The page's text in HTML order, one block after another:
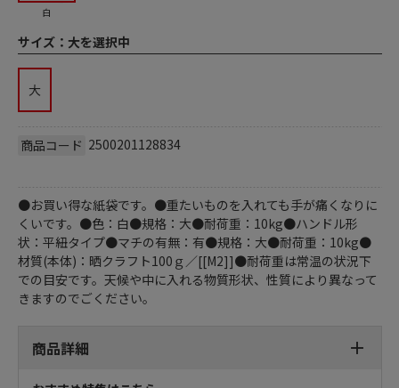
白
サイズ： 大を選択中
大
商品コード 2500201128834
●お買い得な紙袋です。●重たいものを入れても手が痛くなりに
くいです。●色：白●規格：大●耐荷重：10kg●ハンドル形
状：平紐タイプ●マチの有無：有●規格：大●耐荷重：10kg●
材質(本体)：晒クラフト100ｇ／[[M2]]●耐荷重は常温の状況下
での目安です。天候や中に入れる物質形状、性質により異なって
きますのでごください。
商品詳細